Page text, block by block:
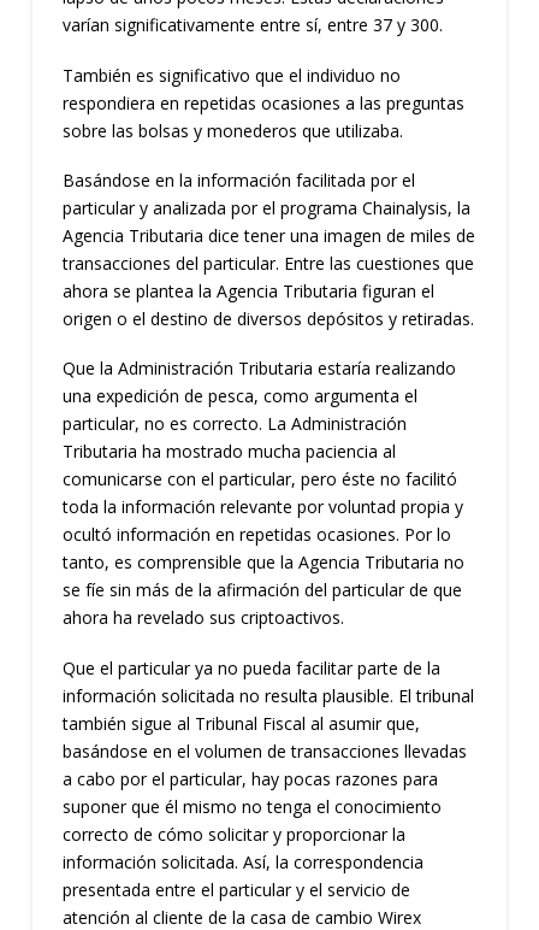
varían significativamente entre sí, entre 37 y 300.
También es significativo que el individuo no
respondiera en repetidas ocasiones a las preguntas
sobre las bolsas y monederos que utilizaba.
Basándose en la información facilitada por el
particular y analizada por el programa Chainalysis, la
Agencia Tributaria dice tener una imagen de miles de
transacciones del particular. Entre las cuestiones que
ahora se plantea la Agencia Tributaria figuran el
origen o el destino de diversos depósitos y retiradas.
Que la Administración Tributaria estaría realizando
una expedición de pesca, como argumenta el
particular, no es correcto. La Administración
Tributaria ha mostrado mucha paciencia al
comunicarse con el particular, pero éste no facilitó
toda la información relevante por voluntad propia y
ocultó información en repetidas ocasiones. Por lo
tanto, es comprensible que la Agencia Tributaria no
se fíe sin más de la afirmación del particular de que
ahora ha revelado sus criptoactivos.
Que el particular ya no pueda facilitar parte de la
información solicitada no resulta plausible. El tribunal
también sigue al Tribunal Fiscal al asumir que,
basándose en el volumen de transacciones llevadas
a cabo por el particular, hay pocas razones para
suponer que él mismo no tenga el conocimiento
correcto de cómo solicitar y proporcionar la
información solicitada. Así, la correspondencia
presentada entre el particular y el servicio de
atención al cliente de la casa de cambio Wirex